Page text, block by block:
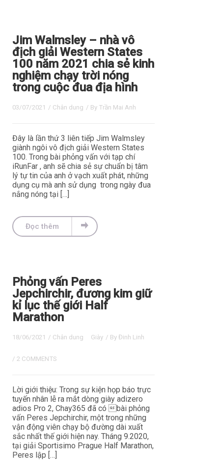
Jim Walmsley – nhà vô
địch giải Western States
100 năm 2021 chia sẻ kinh
nghiệm chạy trời nóng
trong cuộc đua địa hình
03/07/2021 / Chân dung / By Trần Mai Anh
Đây là lần thứ 3 liên tiếp Jim Walmsley
giành ngôi vô địch giải Western States
100. Trong bài phỏng vấn với tạp chí
iRunFar , anh sẽ chia sẻ sự chuẩn bị tâm
lý tự tin của anh ở vạch xuất phát, những
dụng cụ mà anh sử dụng trong ngày đua
nắng nóng tại […]
Đọc thêm
Phỏng vấn Peres
Jepchirchir, đương kim giữ
kỉ lục thế giới Half
Marathon
18/06/2021 / Chân dung Giày / By Đinh Linh
/ 2 COMMENTS
Lời giới thiệu: Trong sự kiện họp báo trực
tuyến nhân lễ ra mắt dòng giày adizero
adios Pro 2, Chay365 đã có bài phỏng
vấn Peres Jepchirchir, một trong những
vận động viên chạy bộ đường dài xuất
sắc nhất thế giới hiện nay. Tháng 9.2020,
tại giải Sportisimo Prague Half Marathon,
Peres lập […]